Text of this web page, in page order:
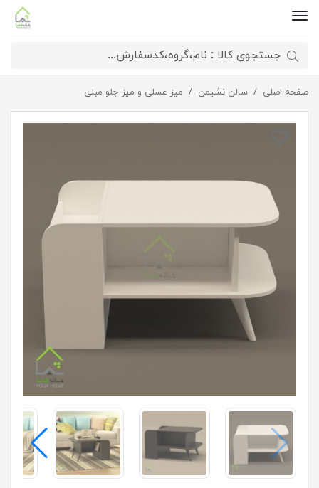
صفحه اصلی سالن نشیمن میز عسلی و میز جلو مبلیمیزجلومبلی مدرن پایه مخروطی